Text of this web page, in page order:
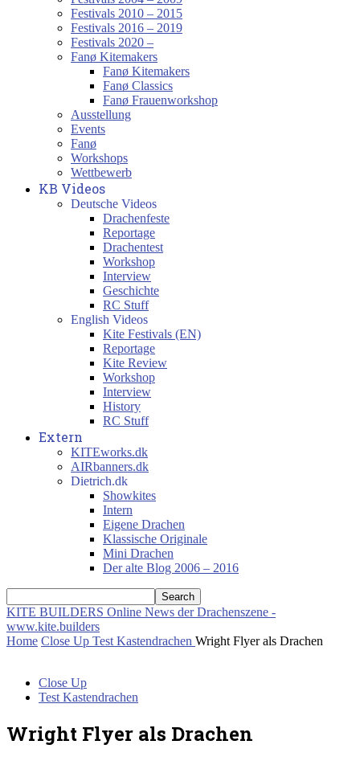
Festivals 2010 – 2015
Festivals 2016 – 2019
Festivals 2020 –
Fanø Kitemakers
Fanø Kitemakers
Fanø Classics
Fanø Frauenworkshop
Ausstellung
Events
Fanø
Workshops
Wettbewerb
KB Videos
Deutsche Videos
Drachenfeste
Reportage
Drachentest
Workshop
Interview
Geschichte
RC Stuff
English Videos
Kite Festivals (EN)
Reportage
Kite Review
Workshop
Interview
History
RC Stuff
Extern
KITEworks.dk
AIRbanners.dk
Dietrich.dk
Showkites
Intern
Eigene Drachen
Klassische Originale
Mini Drachen
Der alte Blog 2006 – 2016
KITE BUILDERS Online News der Drachenszene -
www.kite.builders
Home Close Up Test Kastendrachen Wright Flyer als Drachen
Close Up
Test Kastendrachen
Wright Flyer als Drachen